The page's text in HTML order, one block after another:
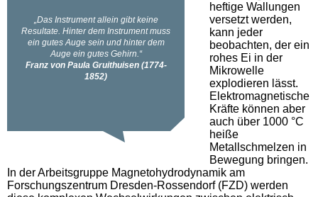
heftige Wallungen
versetzt werden,
kann jeder
beobachten, der ein
rohes Ei in der
Mikrowelle
explodieren lässt.
Elektromagnetische
Kräfte können aber
auch über 1000 °C
heiße
Metallschmelzen in
Bewegung bringen.
In der Arbeitsgruppe Magnetohydrodynamik am
Forschungszentrum Dresden-Rossendorf (FZD) werden